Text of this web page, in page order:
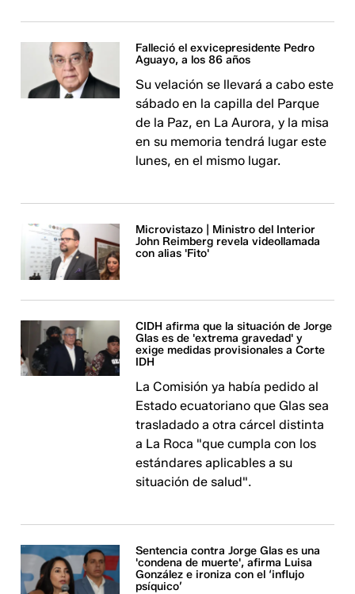
Falleció el exvicepresidente Pedro
Aguayo, a los 86 años
Su velación se llevará a cabo este
sábado en la capilla del Parque
de la Paz, en La Aurora, y la misa
en su memoria tendrá lugar este
lunes, en el mismo lugar.
Microvistazo | Ministro del Interior
John Reimberg revela videollamada
con alias 'Fito'
CIDH afirma que la situación de Jorge
Glas es de 'extrema gravedad' y
exige medidas provisionales a Corte
IDH
La Comisión ya había pedido al
Estado ecuatoriano que Glas sea
trasladado a otra cárcel distinta
a La Roca "que cumpla con los
estándares aplicables a su
situación de salud".
Sentencia contra Jorge Glas es una
'condena de muerte', afirma Luisa
González e ironiza con el ‘influjo
psíquico’